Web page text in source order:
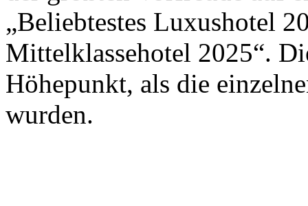
„Beliebtestes Luxushotel
Mittelklassehotel 2025“.
Höhepunkt, als die
wurden.